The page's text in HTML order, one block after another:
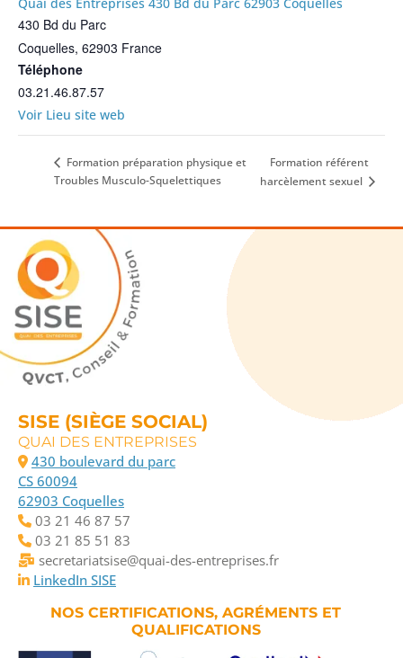
430 Bd du Parc
Coquelles, 62903 France
Téléphone
03.21.46.87.57
Voir Lieu site web
Formation préparation physique et
Troubles Musculo-Squelettiques
Formation référent
harcèlement sexuel
SISE (SIÈGE SOCIAL)
QUAI DES ENTREPRISES
430 boulevard du parc
CS 60094
62903 Coquelles
03 21 46 87 57
03 21 85 51 83
secretariatsise@quai-des-entreprises.fr
LinkedIn SISE
NOS CERTIFICATIONS, AGRÉMENTS ET
QUALIFICATIONS